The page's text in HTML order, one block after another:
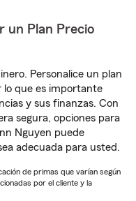
un Plan Precio
Personalice un plan
lo que es importante
y sus finanzas. Con
segura, opciones para
Nguyen puede
adecuada para usted.
de primas que varían según
por el cliente y la